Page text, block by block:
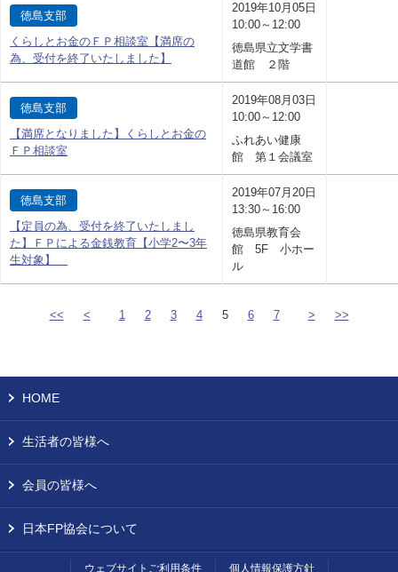
徳島支部
くらしとお金のＦＰ相談室【満席の
為、受付を終了いたしました】
2019年10月05日
10:00～12:00
徳島県立文学書
道館 ２階
徳島支部
【満席となりました】くらしとお金の
ＦＰ相談室
2019年08月03日
10:00～12:00
ふれあい健康
館 第１会議室
徳島支部
【定員の為、受付を終了いたしまし
た】ＦＰによる金銭教育【小学2〜3年
生対象】
2019年07月20日
13:30～16:00
徳島県教育会
館 5F 小ホー
ル
<< < 1 2 3 4 5 6 7 > >>
HOME
生活者の皆様へ
会員の皆様へ
日本FP協会について
ウェブサイトご利用条件 個人情報保護方針